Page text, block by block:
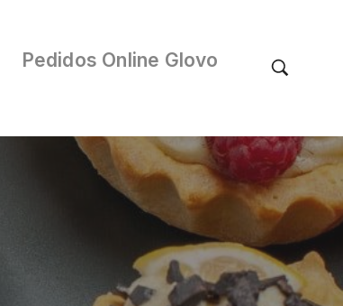
Pedidos Online Glovo